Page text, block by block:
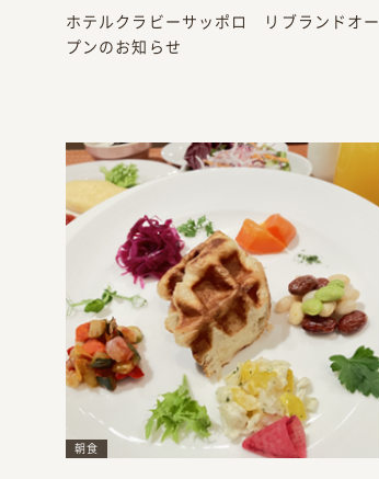
ホテルクラビーサッポロ リブランドオー
プンのお知らせ
朝食